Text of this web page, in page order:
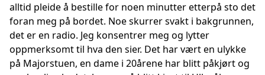
alltid pleide å bestille for noen minutter etterpå sto det
foran meg på bordet. Noe skurrer svakt i bakgrunnen,
det er en radio. Jeg konsentrer meg og lytter
oppmerksomt til hva den sier. Det har vært en ulykke
på Majorstuen, en dame i 20årene har blitt påkjørt og